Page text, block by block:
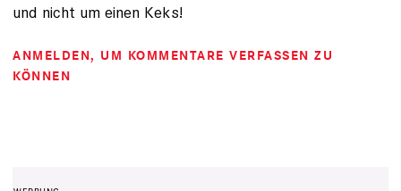
und nicht um einen Keks!
ANMELDEN, UM KOMMENTARE VERFASSEN ZU
KÖNNEN